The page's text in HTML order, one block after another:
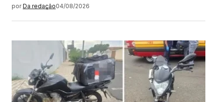
por Da redação04/08/2026